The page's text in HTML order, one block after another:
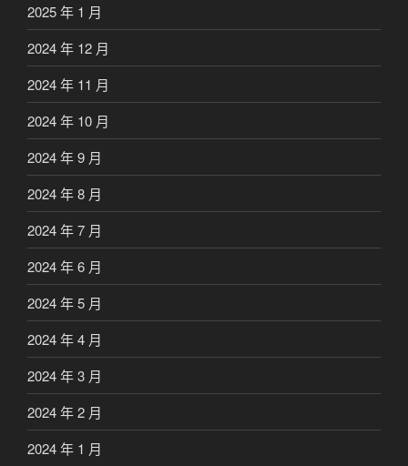
2025 年 1 月
2024 年 12 月
2024 年 11 月
2024 年 10 月
2024 年 9 月
2024 年 8 月
2024 年 7 月
2024 年 6 月
2024 年 5 月
2024 年 4 月
2024 年 3 月
2024 年 2 月
2024 年 1 月